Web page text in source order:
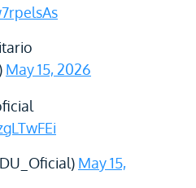
May 15, 2026
May 15,